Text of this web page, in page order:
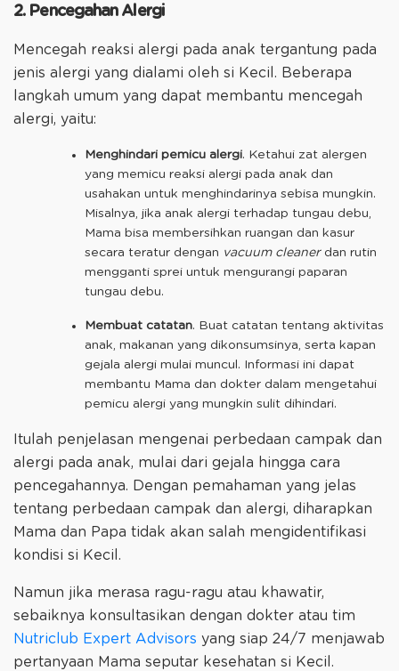
2. Pencegahan Alergi
Mencegah reaksi alergi pada anak tergantung pada
jenis alergi yang dialami oleh si Kecil. Beberapa
langkah umum yang dapat membantu mencegah
alergi, yaitu:
Menghindari pemicu alergi. Ketahui zat alergen
yang memicu reaksi alergi pada anak dan
usahakan untuk menghindarinya sebisa mungkin.
Misalnya, jika anak alergi terhadap tungau debu,
Mama bisa membersihkan ruangan dan kasur
secara teratur dengan vacuum cleanerdan rutin
mengganti sprei untuk mengurangi paparan
tungau debu.
Membuat catatan. Buat catatan tentang aktivitas
anak, makanan yang dikonsumsinya, serta kapan
gejala alergi mulai muncul. Informasi ini dapat
membantu Mama dan dokter dalam mengetahui
pemicu alergi yang mungkin sulit dihindari.
Itulah penjelasan mengenai perbedaan campak dan
alergi pada anak, mulai dari gejala hingga cara
pencegahannya. Dengan pemahaman yang jelas
tentang perbedaan campak dan alergi, diharapkan
Mama dan Papa tidak akan salah mengidentifikasi
kondisi si Kecil.
Namun jika merasa ragu-ragu atau khawatir,
sebaiknya konsultasikan dengan dokter atau tim
Nutriclub Expert Advisors yang siap 24/7 menjawab
pertanyaan Mama seputar kesehatan si Kecil.